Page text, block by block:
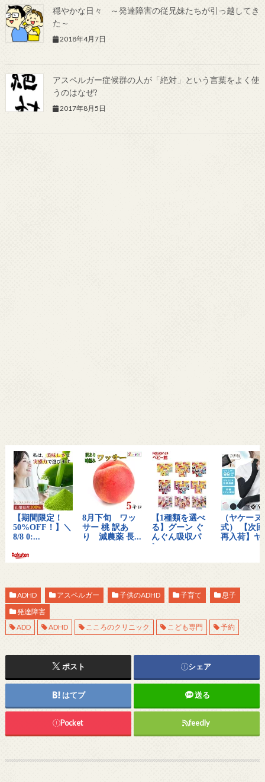
穏やかな日々 ～発達障害の従兄妹たちが引っ越してき
た～
2018年4月7日
アスペルガー症候群の人が「絶対」という言葉をよく使
うのはなぜ?
2017年8月5日
ADHD アスペルガー 子供のADHD 子育て
息子
発達障害
ADD
ADHD こころのクリニック こども専門 予約
ポスト シェア
はてブ 送る
Pocket feedly